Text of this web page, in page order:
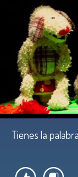
Tienes la